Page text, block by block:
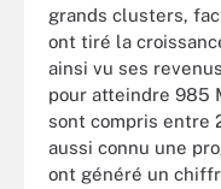
grands clusters,
ont tiré la
ainsi vu ses
pour atteindre 985
sont compris entre
aussi connu une
ont généré un